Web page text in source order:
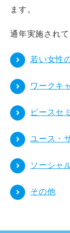
ます。
通年実施され
若い女性
ワークキ
ピースセ
ユース・
ソーシャ
その他